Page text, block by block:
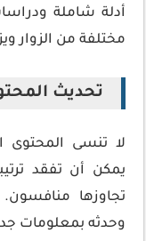
أدلة شاملة
مختلفة من الزوار
تحديث
لا تنسى المحتوى
يمكن أن تفقد
تجاوزها
وحدثه بمعلومات